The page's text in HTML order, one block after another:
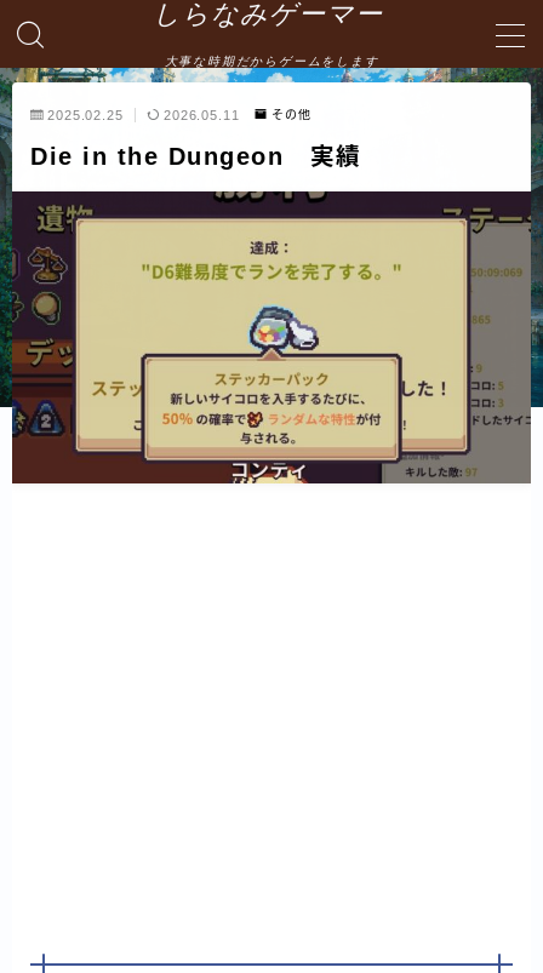
しらなみゲーマー
大事な時期だからゲームをします
MENU
HOME
お問い合わせ
プライバシーポリシー・免責事項
サイトマップ -site map-
2025.02.25 2026.05.11 その他
Die in the Dungeon 実績